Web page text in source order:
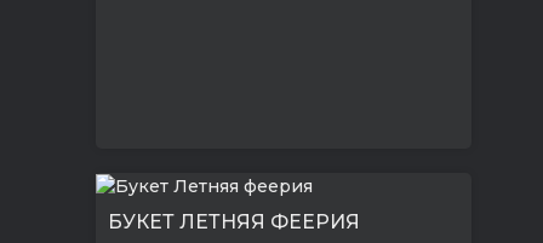
БУКЕТ ЛЕТНЯЯ ФЕЕРИЯ